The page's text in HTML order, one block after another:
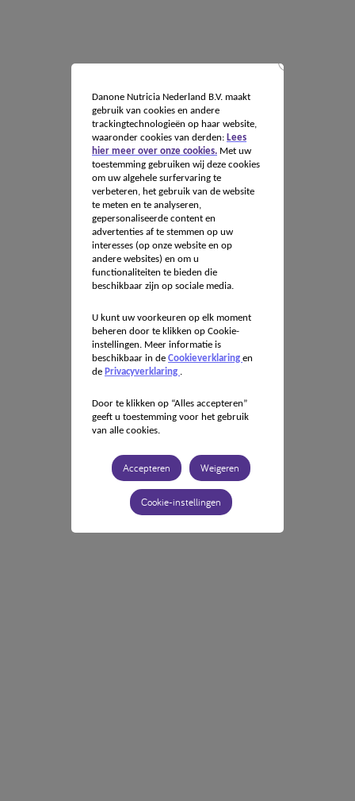
Danone Nutricia Nederland B.V. maakt
gebruik van cookies en andere
trackingtechnologieën op haar website,
waaronder cookies van derden: Lees
hier meer over onze cookies.Met uw
toestemming gebruiken wij deze cookies
om uw algehele surfervaring te
verbeteren, het gebruik van de website
te meten en te analyseren,
gepersonaliseerde content en
advertenties af te stemmen op uw
interesses (op onze website en op
andere websites) en om u
functionaliteiten te bieden die
beschikbaar zijn op sociale media.
U kunt uw voorkeuren op elk moment
beheren door te klikken op Cookie-
instellingen. Meer informatie is
beschikbaar in de Cookieverklaring en
de Privacyverklaring .
Door te klikken op “Alles accepteren”
geeft u toestemming voor het gebruik
van alle cookies.
Accepteren Weigeren
Cookie-instellingen